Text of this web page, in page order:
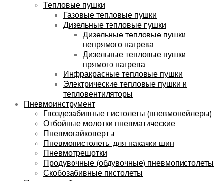
Тепловые пушки
Газовые тепловые пушки
Дизельные тепловые пушки
Дизельные тепловые пушки
непрямого нагрева
Дизельные тепловые пушки
прямого нагрева
Инфракрасные тепловые пушки
Электрические тепловые пушки и
тепловентиляторы
Пневмоинструмент
Гвоздезабивные пистолеты (пневмонейлеры)
Отбойные молотки пневматические
Пневмогайковерты
Пневмопистолеты для накачки шин
Пневмотрещотки
Продувочные (обдувочные) пневмопистолеты
Скобозабивные пистолеты